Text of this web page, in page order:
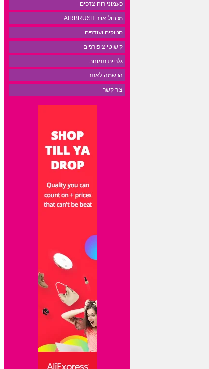
פעמוני רוח צדפים
מכחול אויר AIRBRUSH
סטוקים ועודפים
קישוטי ציפורניים
גלריית תמונות
הרשמה לאתר
צור קשר